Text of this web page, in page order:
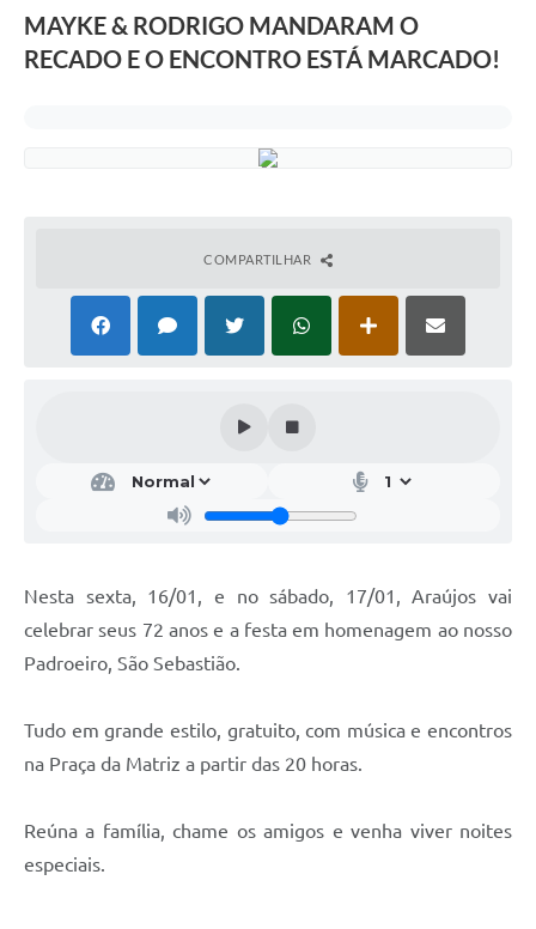
Secretarias
DOC Licenciamento Ambiental
Acesso a Informação (Transparência)
Lei Aldir Blanc
Editais
Órgãos Municipais
Fala Cidadão
MAYKE & RODRIGO MANDARAM O
RECADO E O ENCONTRO ESTÁ MARCADO!
COMPARTILHAR
Nesta sexta, 16/01, e no sábado, 17/01, Araújos vai
celebrar seus 72 anos e a festa em homenagem ao nosso
Padroeiro, São Sebastião.
Tudo em grande estilo, gratuito, com música e encontros
na Praça da Matriz a partir das 20 horas.
Reúna a família, chame os amigos e venha viver noites
especiais.